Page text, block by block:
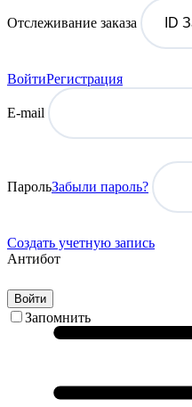
Отслеживание заказа
ВойтиРегистрация
E-mail
ПарольЗабыли пароль?
Создать учетную запись
Антибот
Войти
Запомнить